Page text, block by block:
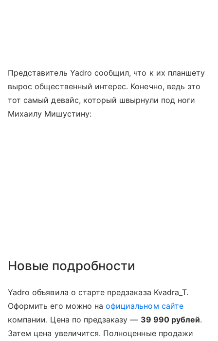
Представитель Yadro сообщил, что к их планшету
вырос общественный интерес. Конечно, ведь это
тот самый девайс, который швырнули под ноги
Михаилу Мишустину:
Новые подробности
Yadro объявила о старте предзаказа Kvadra_T.
Оформить его можно наофициальном сайте
компании. Цена по предзаказу — 39 990 рублей.
Затем цена увеличится. Полноценные продажи